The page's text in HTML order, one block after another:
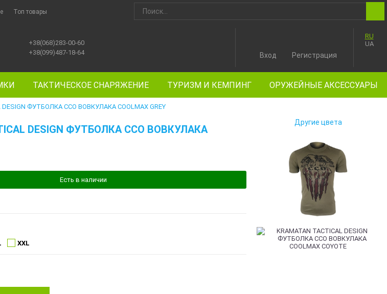
Топ товары
+38(068)283-00-60
+38(099)487-18-64
RU
UA
Вход Регистрация
ТАКТИЧЕСКОЕ СНАРЯЖЕНИЕ ТУРИЗМ И КЕМПИНГ ОРУЖЕЙНЫЕ АКСЕССУАРЫ
DESIGN ФУТБОЛКА ССО ВОВКУЛАКА COOLMAX GREY
DESIGN ФУТБОЛКА ССО ВОВКУЛАКА
Есть в наличии
XXL
Другие цвета